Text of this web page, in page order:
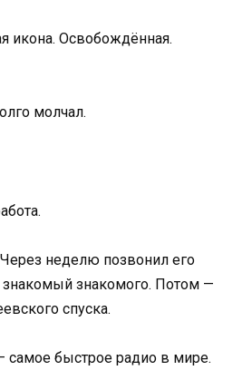
икона. Освобождённая.
молчал.
неделю позвонил его
знакомого. Потом —
спуска.
самое быстрое радио в мире.